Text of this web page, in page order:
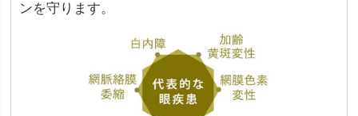
ンを守ります。